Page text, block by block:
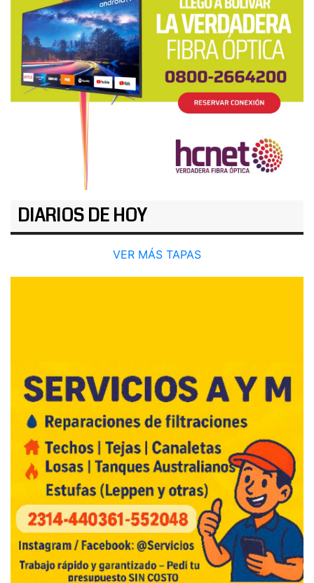
DIARIOS DE HOY
VER MÁS TAPAS